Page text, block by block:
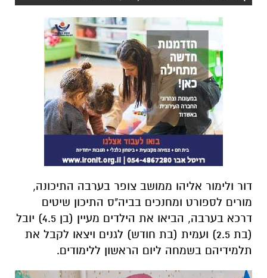
דור ולימור אליהו ממושב צופר בערבה התיכונה,
מורים לספורט ומחנכים בביה"ס התיכון שיטים
דרכא בערבה, הביאו את הילדים מעיין (בן 4.5) יובל
(בת 2.5) ועמית (בת חודש) לגנים ויצאו לקבל את
תלמידיהם בשמחה ליום הראשון ללימודים.